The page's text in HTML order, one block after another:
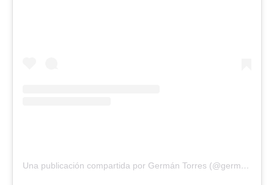
Una publicación compartida por Germán Torres (@germantorres.pan)